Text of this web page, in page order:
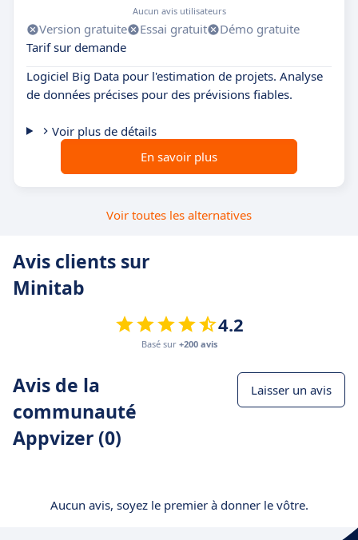
Aucun avis utilisateurs
Version gratuite Essai gratuit
Démo gratuite
Tarif sur demande
Logiciel Big Data pour l'estimation de projets. Analyse
de données précises pour des prévisions fiables.
Voir plus de détails
En savoir plus
Voir toutes les alternatives
Avis clients sur
Minitab
4.2
Basé sur +200 avis
Avis de la
communauté
Appvizer (0)
Laisser un avis
Aucun avis, soyez le premier à donner le vôtre.